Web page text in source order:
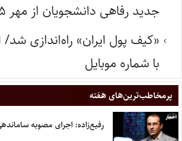
جدید رفاهی دانشجویان از مهر ۱۴۰۵
«کیف پول ایران» راه‌اندازی شد/
با شماره موبایل
پر‌مخاطب‌ترین‌های هفته
رفیع‌زاده: اجرای مصوبه